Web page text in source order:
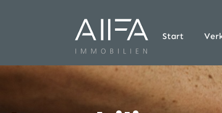
Start